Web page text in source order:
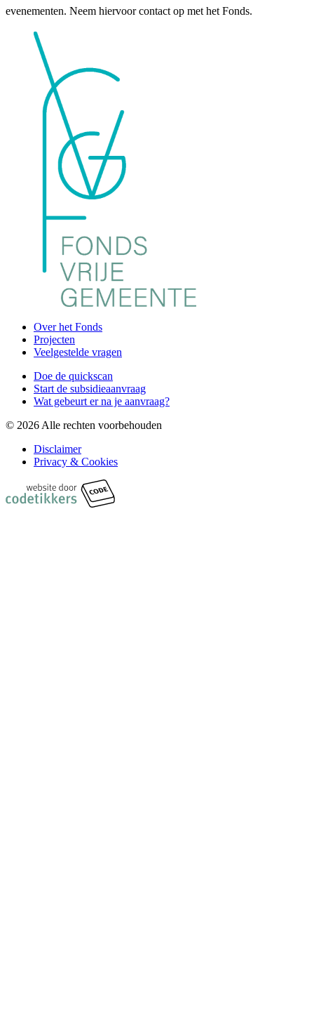
evenementen. Neem hiervoor contact op met het Fonds.
Over het Fonds
Projecten
Veelgestelde vragen
Doe de quickscan
Start de subsidieaanvraag
Wat gebeurt er na je aanvraag?
© 2026 Alle rechten voorbehouden
Disclaimer
Privacy & Cookies